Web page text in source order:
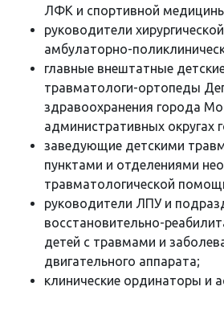
ЛФК и спортивной
руководители
амбулаторно-
главные внештатные
травматологи-ортопеды
здравоохранения города
административных округах
заведующие детскими
пунктами и отделениями
травматологической
руководители ЛПУ и
восстановительно-
детей с травмами и
двигательного аппарата;
клинические ординаторы и